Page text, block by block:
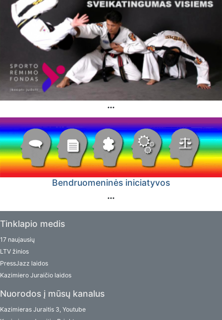
Bendruomeninės iniciatyvos
Tinklapio medis
17 naujausių
LTV žinios
PressJazz laidos
Kazimiero Juraičio laidos
Nuorodos į mūsų kanalus
Kazimieras Juraitis 3, Youtube